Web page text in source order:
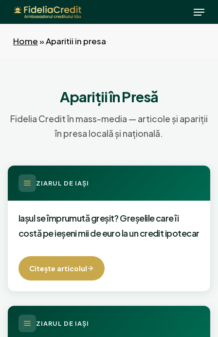
Skip
to
main
Menu
Home»Aparitii in presa
Apariții în Presă
Fidelia Credit în mass-media — articole şi apariții
în presa locală şi națională.
ZIARUL DE IAŞI
Iaşul se împrumută greşit? Greşelile care îi
costă pe ieşeni mii de euro la un credit ipotecar
Citeşte articolul
ZIARUL DE IAŞI